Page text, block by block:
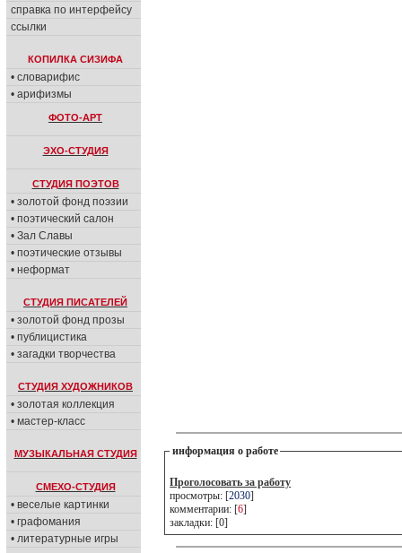
справка по интерфейсу
ссылки
КОПИЛКА СИЗИФА
• словарифис
• арифизмы
ФОТО-АРТ
ЭХО-СТУДИЯ
СТУДИЯ ПОЭТОВ
• золотой фонд поэзии
• поэтический салон
• Зал Славы
• поэтические отзывы
• неформат
СТУДИЯ ПИСАТЕЛЕЙ
• золотой фонд прозы
• публицистика
• загадки творчества
СТУДИЯ ХУДОЖНИКОВ
• золотая коллекция
• мастер-класс
МУЗЫКАЛЬНАЯ СТУДИЯ
СМЕХО-СТУДИЯ
• веселые картинки
• графомания
• литературные игры
информация о работе
Проголосовать за работу
просмотры: [2030]
комментарии: [6]
закладки: [0]